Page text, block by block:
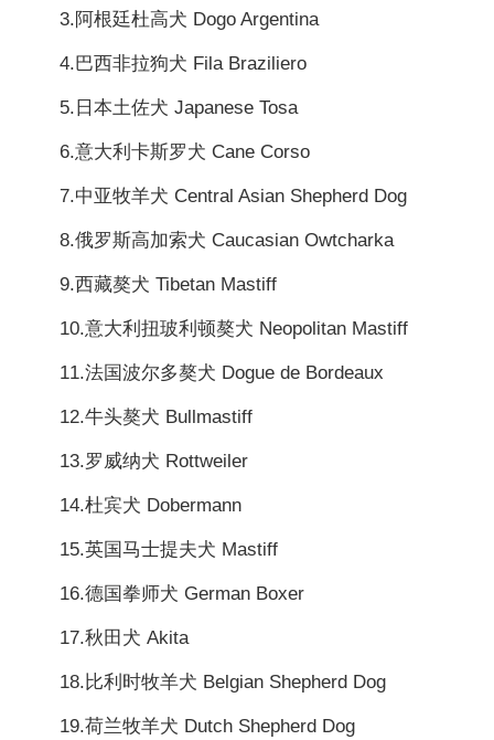
3.阿根廷杜高犬 Dogo Argentina
4.巴西非拉狗犬 Fila Braziliero
5.日本土佐犬 Japanese Tosa
6.意大利卡斯罗犬 Cane Corso
7.中亚牧羊犬 Central Asian Shepherd Dog
8.俄罗斯高加索犬 Caucasian Owtcharka
9.西藏獒犬 Tibetan Mastiff
10.意大利扭玻利顿獒犬 Neopolitan Mastiff
11.法国波尔多獒犬 Dogue de Bordeaux
12.牛头獒犬 Bullmastiff
13.罗威纳犬 Rottweiler
14.杜宾犬 Dobermann
15.英国马士提夫犬 Mastiff
16.德国拳师犬 German Boxer
17.秋田犬 Akita
18.比利时牧羊犬 Belgian Shepherd Dog
19.荷兰牧羊犬 Dutch Shepherd Dog